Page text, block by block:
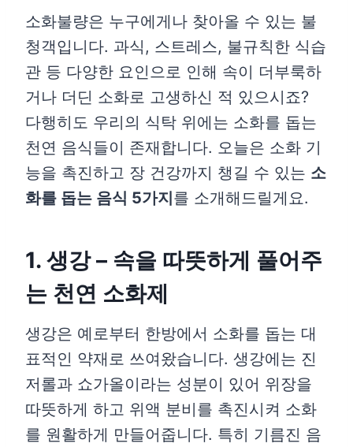
소화불량은 누구에게나 찾아올 수 있는 불
청객입니다. 과식, 스트레스, 불규칙한 식습
관 등 다양한 요인으로 인해 속이 더부룩하
거나 더딘 소화로 고생하신 적 있으시죠?
다행히도 우리의 식탁 위에는 소화를 돕는
천연 음식들이 존재합니다. 오늘은 소화 기
능을 촉진하고 장 건강까지 챙길 수 있는 소
화를 돕는 음식 5가지를 소개해드릴게요.
1. 생강 – 속을 따뜻하게 풀어주
는 천연 소화제
생강은 예로부터 한방에서 소화를 돕는 대
표적인 약재로 쓰여왔습니다. 생강에는 진
저롤과 쇼가올이라는 성분이 있어 위장을
따뜻하게 하고 위액 분비를 촉진시켜 소화
를 원활하게 만들어줍니다. 특히 기름진 음